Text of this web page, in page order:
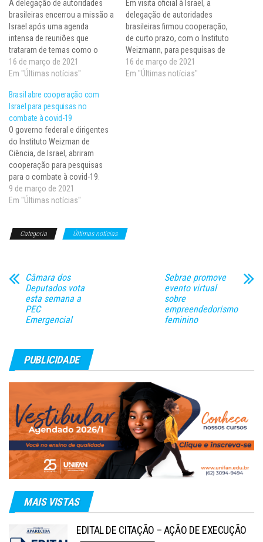
A delegação de autoridades
brasileiras encerrou a missão a
Israel após uma agenda
intensa de reuniões que
trataram de temas como o
combate à Covid-19 e ciência e
tecnologia, e resultaram em
comitiva esteve no país entre
os dias 7 e 9 e se encontrou
com…
16 de março de 2021
Em "Últimas notícias"
Em visita oficial à Israel, a
delegação de autoridades
brasileiras firmou cooperação,
de curto prazo, com o Instituto
Weizmann, para pesquisas de
combate à Covid. A longo
prazo, foi estabelecida
16 de março de 2021
Em "Últimas notícias"
Brasil abre cooperação com
Israel para pesquisas no
combate à covid-19
O governo federal e dirigentes
do Instituto Weizman de
Ciência, de Israel, abriram
cooperação para pesquisas
para o combate à covid-19.
Pelo lado brasileiro, a
cooperação acontece no
Tecnologia e Inovações (MCTI),
9 de março de 2021
Em "Últimas notícias"
Categoria Últimas notícias
Câmara dos
Deputados vota
esta semana a
PEC
Emergencial
Sebrae promove
evento virtual
sobre
empreendedorismo
feminino
PUBLICIDADE
MAIS VISTAS
EDITAL DE CITAÇÃO – AÇÃO DE EXECUÇÃO